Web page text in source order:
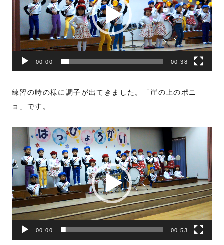
レ
ー
ヤ
ー
00:00 00:38
練習の時の様に調子が出てきました。「崖の上のポニ
ョ」です。
動
画
プ
レ
ー
ヤ
ー
00:00 00:53